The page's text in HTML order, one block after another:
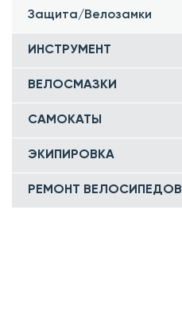
Защита/Велозамки
ИНСТРУМЕНТ
ВЕЛОСМАЗКИ
САМОКАТЫ
ЭКИПИРОВКА
РЕМОНТ ВЕЛОСИПЕДОВ